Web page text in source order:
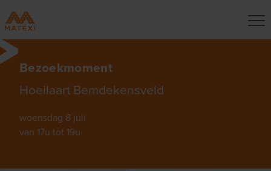
Bezoekmoment
Hoeilaart Bemdekensveld
woensdag 8 juli
van 17u tot 19u